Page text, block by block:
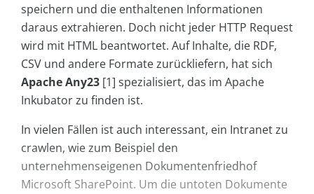
speichern und die enthaltenen Informationen
daraus extrahieren. Doch nicht jeder HTTP Request
wird mit HTML beantwortet. Auf Inhalte, die RDF,
CSV und andere Formate zurückliefern, hat sich
Apache Any23 [1] spezialisiert, das im Apache
Inkubator zu finden ist.
In vielen Fällen ist auch interessant, ein Intranet zu
crawlen, wie zum Beispiel den
unternehmenseigenen Dokumentenfriedhof
Microsoft SharePoint. Um die untoten Dokumente